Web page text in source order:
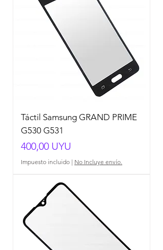
Táctil Samsung GRAND PRIME
G530 G531
Precio
400,00 UYU
Impuesto incluido | No Incluye envío.